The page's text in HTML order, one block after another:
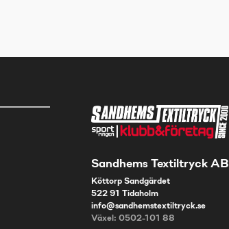
Sandhems Textiltryck AB
Köttorp Sandgärdet
522 91 Tidaholm
info@sandhemstextiltryck.se
Växel: 0502-101 88